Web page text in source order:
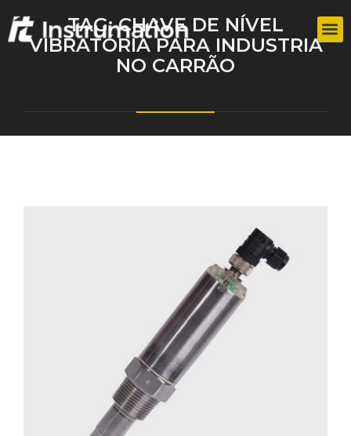
TAG:CHAVE DE NÍVEL
VIBRATÓRIA PARA INDUSTRIA
NO CARRÃO